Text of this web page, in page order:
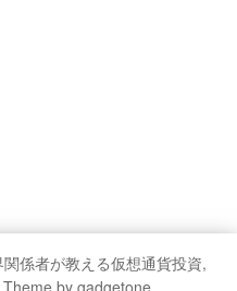
係者が教える仮想通貨投資,
by gadgetone.